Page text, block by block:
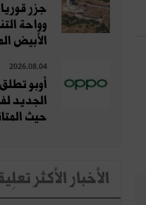
جزر
وواحة
الأبيض
2026.08.04
الجديد
حيث
الأخبار الأكثر